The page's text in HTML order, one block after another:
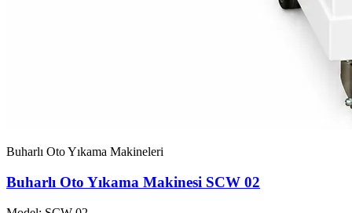
Buharlı Oto Yıkama Makineleri
Buharlı Oto Yıkama Makinesi SCW 02